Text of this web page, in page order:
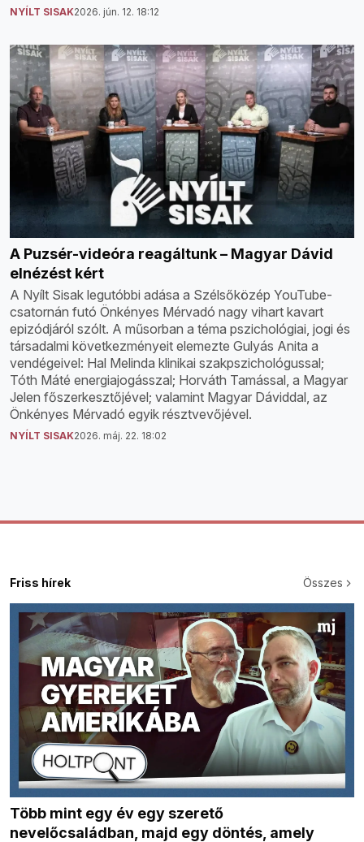
NYÍLT SISAK2026. jún. 12. 18:12
A Puzsér-videóra reagáltunk – Magyar Dávid
elnézést kért
A Nyílt Sisak legutóbbi adása a Szélsőközép YouTube-
csatornán futó Önkényes Mérvadó nagy vihart kavart
epizódjáról szólt. A műsorban a téma pszichológiai, jogi és
társadalmi következményeit elemezte Gulyás Anita a
vendégeivel: Hal Melinda klinikai szakpszichológussal;
Tóth Máté energiajogásszal; Horváth Tamással, a Magyar
Jelen főszerkesztőjével; valamint Magyar Dáviddal, az
Önkényes Mérvadó egyik résztvevőjével.
NYÍLT SISAK2026. máj. 22. 18:02
Friss hírek Összes
Több mint egy év egy szerető
nevelőcsaládban, majd egy döntés, amely